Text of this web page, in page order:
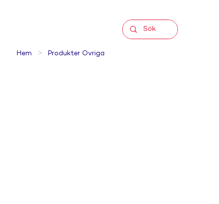
Hem > Produkter Övriga